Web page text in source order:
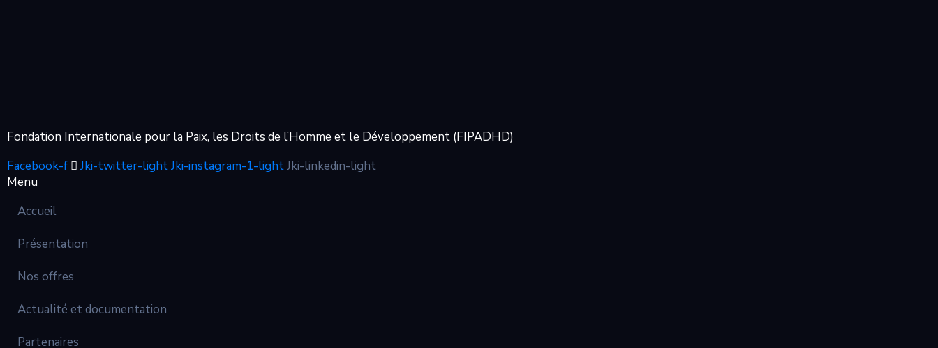
Fondation Internationale pour la Paix, les Droits de l’Homme et le Développement (FIPADHD)
Facebook-f
Jki-twitter-lightJki-instagram-1-lightJki-linkedin-light
Menu
Accueil
Présentation
Nos offres
Actualité et documentation
Partenaires